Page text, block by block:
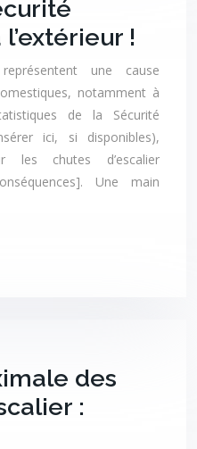
!
une cause
notamment à
de la Sécurité
ici, si disponibles),
les chutes d’escalier
Une main
des
: